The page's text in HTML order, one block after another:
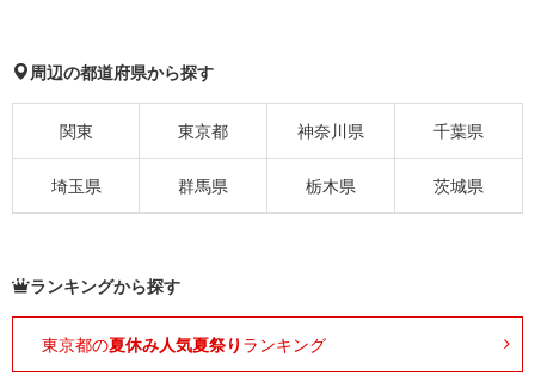
周辺の都道府県から探す
関東 東京都 神奈川県 千葉県
埼玉県 群馬県 栃木県 茨城県
ランキングから探す
東京都の夏休み人気夏祭り ランキング